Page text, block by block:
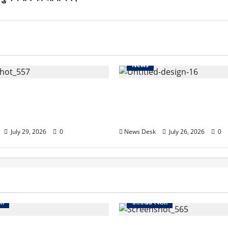
July 29, 2026 0
News
News Desk July 26, 2026 0
उत्तराखंड स्पेशल